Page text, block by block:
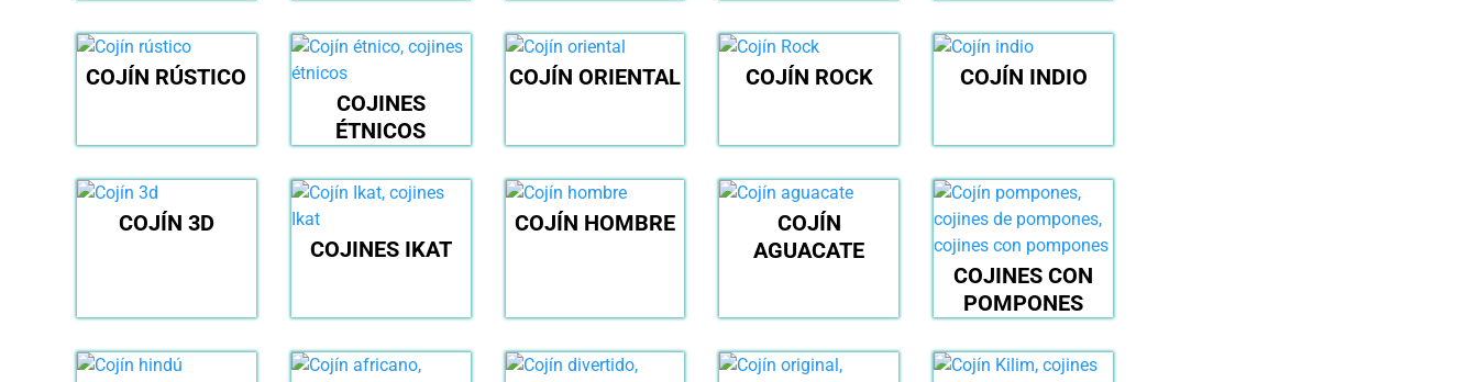
COJÍN RÚSTICO
COJINES
ÉTNICOS
COJÍN ORIENTAL COJÍN ROCK COJÍN INDIO
COJÍN 3D
COJINES IKAT
COJÍN HOMBRE
COJÍN
AGUACATE
COJINES CON
POMPONES